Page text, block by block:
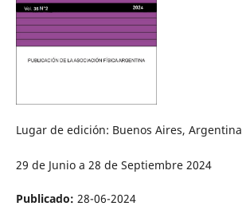
Lugar de edición: Buenos Aires, Argentina
29 de Junio a 28 de Septiembre 2024
Publicado: 28-06-2024